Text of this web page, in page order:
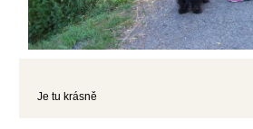
Je tu krásně